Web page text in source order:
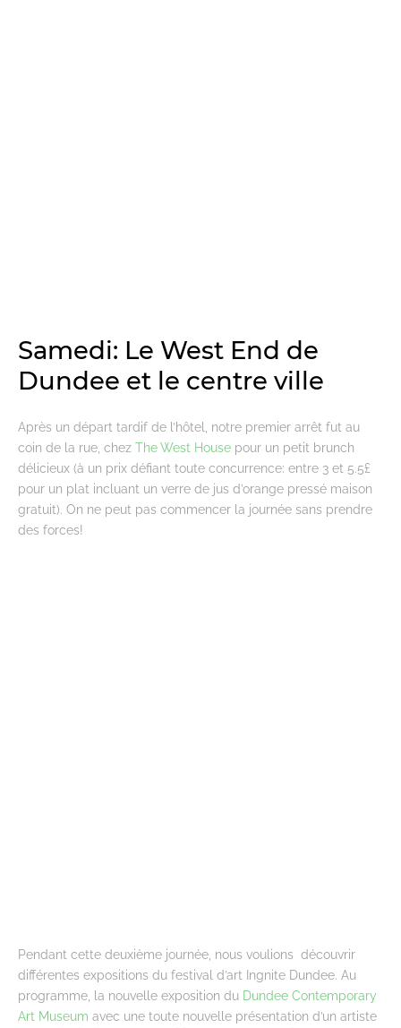
Samedi: Le West End de
Dundee et le centre ville
Après un départ tardif de l’hôtel, notre premier arrêt fut au
coin de la rue, chez The West House pour un petit brunch
délicieux (à un prix défiant toute concurrence: entre 3 et 5.5£
pour un plat incluant un verre de jus d’orange pressé maison
gratuit). On ne peut pas commencer la journée sans prendre
des forces!
Pendant cette deuxième journée, nous voulions découvrir
différentes expositions du festival d’art Ingnite Dundee. Au
programme, la nouvelle exposition du Dundee Contemporary
Art Museum avec une toute nouvelle présentation d’un artiste